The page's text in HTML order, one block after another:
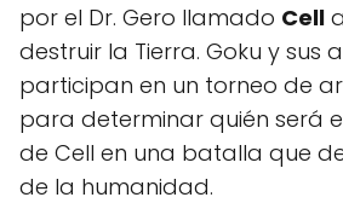
por el Dr. Gero llamado Cell
destruir la Tierra. Goku y sus
participan en un torneo de
para determinar quién será
de Cell en una batalla que
de la humanidad.